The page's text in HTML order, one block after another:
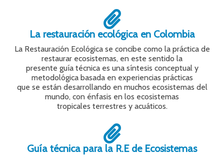
La restauración ecológica en Colombia
La Restauración Ecológica se concibe como la práctica de
restaurar ecosistemas, en este sentido la
presente guía técnica es una síntesis conceptual y
metodológica basada en experiencias prácticas
que se están desarrollando en muchos ecosistemas del
mundo, con énfasis en los ecosistemas
tropicales terrestres y acuáticos.
Guía técnica para la R.E de Ecosistemas